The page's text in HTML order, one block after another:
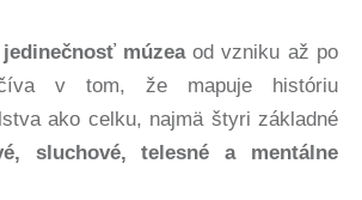
múzeaod vzniku až po
v tom, že mapuje históriu
ako celku, najmä štyri základné
sluchové, telesné a mentálne